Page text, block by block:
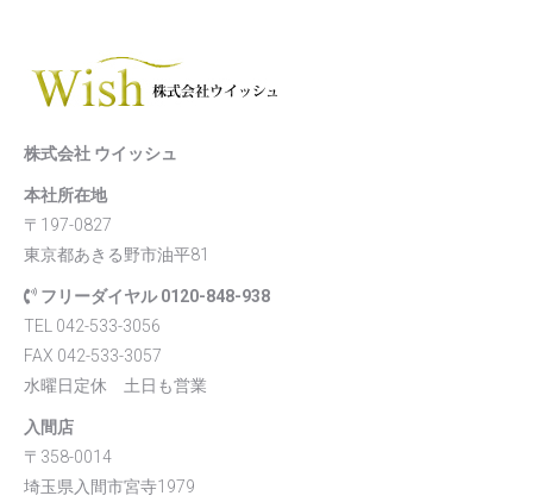
株式会社 ウイッシュ
本社所在地
〒197-0827
東京都あきる野市油平81
フリーダイヤル 0120-848-938
TEL 042-533-3056
FAX 042-533-3057
水曜日定休 土日も営業
入間店
〒358-0014
埼玉県入間市宮寺1979